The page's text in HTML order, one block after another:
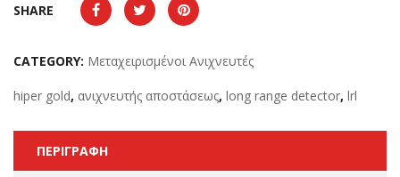
SHARE
CATEGORY: Μεταχειρισμένοι Ανιχνευτές
hiper gold, ανιχνευτής αποστάσεως, long range detector, lrl
ΠΕΡΙΓΡΑΦΉ